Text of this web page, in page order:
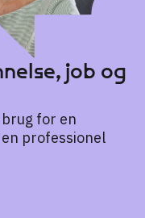
job og
for en
professionel